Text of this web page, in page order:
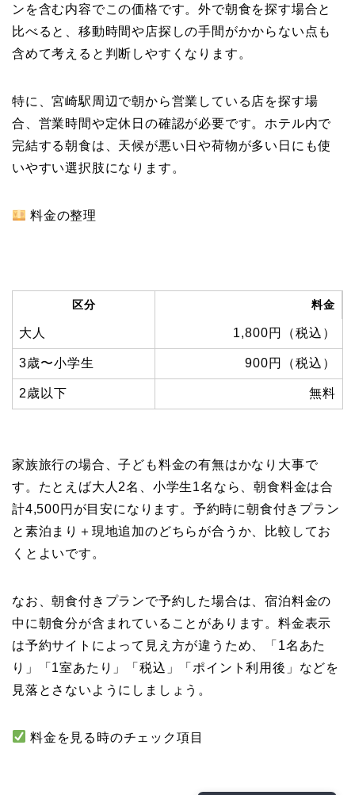
ンを含む内容でこの価格です。外で朝食を探す場合と
比べると、移動時間や店探しの手間がかからない点も
含めて考えると判断しやすくなります。
特に、宮崎駅周辺で朝から営業している店を探す場
合、営業時間や定休日の確認が必要です。ホテル内で
完結する朝食は、天候が悪い日や荷物が多い日にも使
いやすい選択肢になります。
料金の整理
区分 料金
大人 1,800円（税込）
3歳〜小学生 900円（税込）
2歳以下 無料
家族旅行の場合、子ども料金の有無はかなり大事で
す。たとえば大人2名、小学生1名なら、朝食料金は合
計4,500円が目安になります。予約時に朝食付きプラン
と素泊まり＋現地追加のどちらが合うか、比較してお
くとよいです。
なお、朝食付きプランで予約した場合は、宿泊料金の
中に朝食分が含まれていることがあります。料金表示
は予約サイトによって見え方が違うため、「1名あた
り」「1室あたり」「税込」「ポイント利用後」などを
見落とさないようにしましょう。
料金を見る時のチェック項目